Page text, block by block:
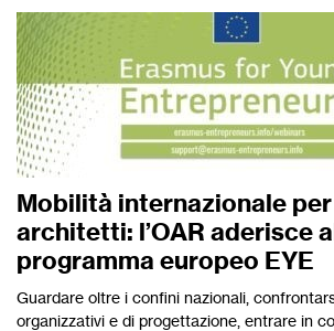
Mobilità internazionale
architetti: l’OAR aderisce
programma europeo EYE
Guardare oltre i confini nazionali,
organizzativi e di progettazione, entrare in